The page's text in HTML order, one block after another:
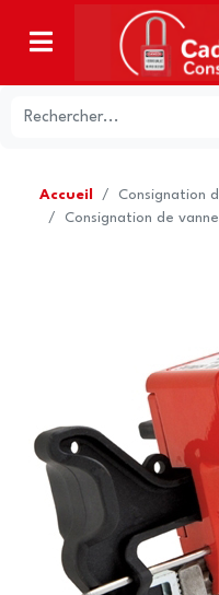
Accueil
Consignation
Consignation de